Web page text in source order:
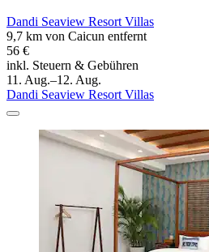
Dandi Seaview Resort Villas
9,7 km von Caicun entfernt
56 €
inkl. Steuern & Gebühren
11. Aug.–12. Aug.
Dandi Seaview Resort Villas